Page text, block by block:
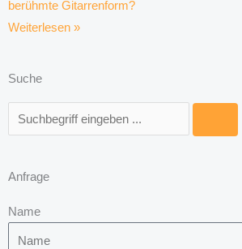
berühmte Gitarrenform?
Weiterlesen »
Suche
Suche
Anfrage
Name